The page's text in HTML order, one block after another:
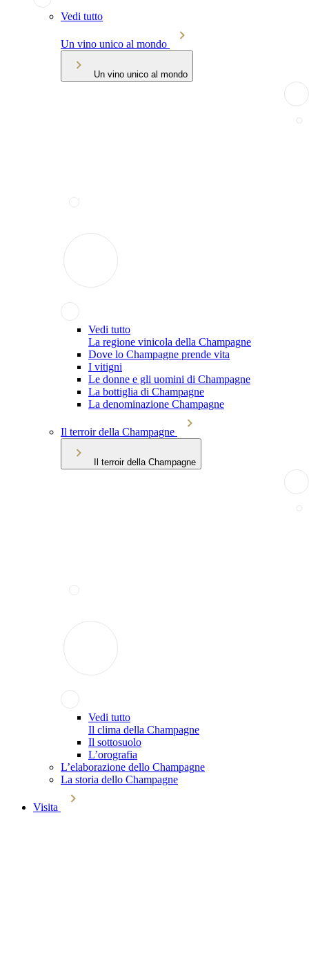
Vedi tutto
Un vino unico al mondo
Un vino unico al mondo
Vedi tutto
La regione vinicola della Champagne
Dove lo Champagne prende vita
I vitigni
Le donne e gli uomini di Champagne
La bottiglia di Champagne
La denominazione Champagne
Il terroir della Champagne
Il terroir della Champagne
Vedi tutto
Il clima della Champagne
Il sottosuolo
L’orografia
L’elaborazione dello Champagne
La storia dello Champagne
Visita